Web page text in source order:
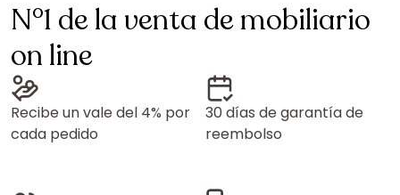
N°1 de la venta de mobiliario
on line
Recibe un vale del 4% por
cada pedido
30 días de garantía de
reembolso